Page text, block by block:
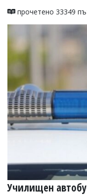
прочетено 33349
Училищен